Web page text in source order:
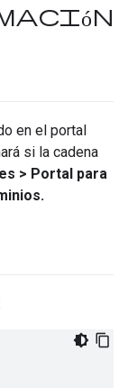
en el portal
si la cadena
> Portal para